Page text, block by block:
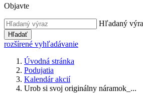
Objavte
Hľadaný
Hľadať
rozšírené vyhľadávanie
Úvodná stránka
Podujatia
Kalendár akcií
Urob si svoj originálny náramok_...